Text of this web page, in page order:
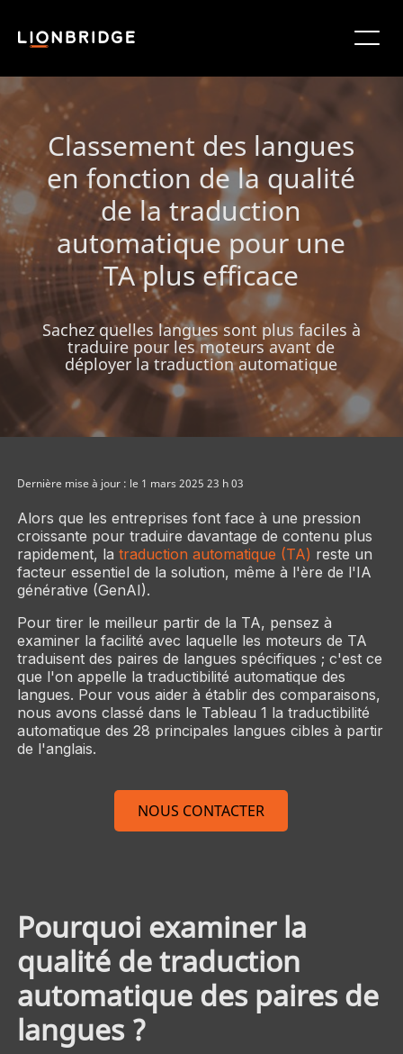
Classement des langues
en fonction de la qualité
de la traduction
automatique pour une
TA plus efficace
Sachez quelles langues sont plus faciles à
traduire pour les moteurs avant de
déployer la traduction automatique
Dernière mise à jour : le 1 mars 2025 23 h 03
Alors que les entreprises font face à une pression
croissante pour traduire davantage de contenu plus
rapidement, la traduction automatique (TA) reste un
facteur essentiel de la solution, même à l'ère de l'IA
générative (GenAI).
Pour tirer le meilleur partir de la TA, pensez à
examiner la facilité avec laquelle les moteurs de TA
traduisent des paires de langues spécifiques ; c'est ce
que l'on appelle la traductibilité automatique des
langues. Pour vous aider à établir des comparaisons,
nous avons classé dans le Tableau 1 la traductibilité
automatique des 28 principales langues cibles à partir
de l'anglais.
NOUS CONTACTER
Pourquoi examiner la
qualité de traduction
automatique des paires de
langues ?